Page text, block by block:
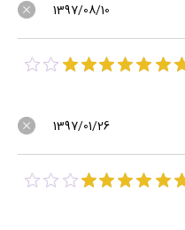
1397/08/10
1397/01/26